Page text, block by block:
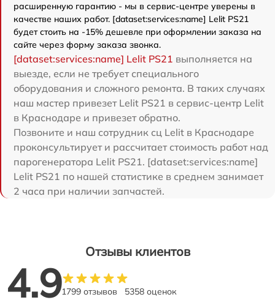
расширенную гарантию - мы в сервис-центре уверены в
качестве наших работ. [dataset:services:name] Lelit PS21
будет стоить на -15% дешевле при оформлении заказа на
сайте через форму заказа звонка.
[dataset:services:name] Lelit PS21 выполняется на
выезде, если не требует специального
оборудования и сложного ремонта. В таких случаях
наш мастер привезет Lelit PS21 в сервис-центр Lelit
в Краснодаре и привезет обратно.
Позвоните и наш сотрудник сц Lelit в Краснодаре
проконсультирует и рассчитает стоимость работ над
парогенератора Lelit PS21. [dataset:services:name]
Lelit PS21 по нашей статистике в среднем занимает
2 часа при наличии запчастей.
Отзывы клиентов
4.91799 отзывов 5358 оценок